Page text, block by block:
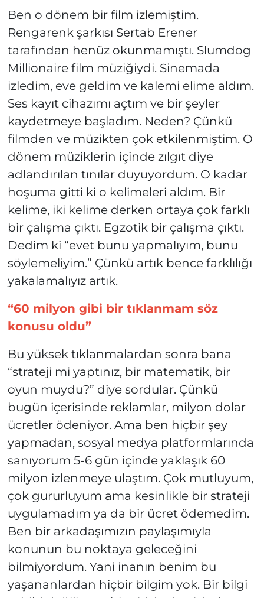
Ben o dönem bir film izlemiştim.
Rengarenk şarkısı Sertab Erener
tarafından henüz okunmamıştı. Slumdog
Millionaire film müziğiydi. Sinemada
izledim, eve geldim ve kalemi elime aldım.
Ses kayıt cihazımı açtım ve bir şeyler
kaydetmeye başladım. Neden? Çünkü
filmden ve müzikten çok etkilenmiştim. O
dönem müziklerin içinde zılgıt diye
adlandırılan tınılar duyuyordum. O kadar
hoşuma gitti ki o kelimeleri aldım. Bir
kelime, iki kelime derken ortaya çok farklı
bir çalışma çıktı. Egzotik bir çalışma çıktı.
Dedim ki “evet bunu yapmalıyım, bunu
söylemeliyim.” Çünkü artık bence farklılığı
yakalamalıyız artık.
“60 milyon gibi bir tıklanmam söz
konusu oldu”
Bu yüksek tıklanmalardan sonra bana
“strateji mi yaptınız, bir matematik, bir
oyun muydu?” diye sordular. Çünkü
bugün içerisinde reklamlar, milyon dolar
ücretler ödeniyor. Ama ben hiçbir şey
yapmadan, sosyal medya platformlarında
sanıyorum 5-6 gün içinde yaklaşık 60
milyon izlenmeye ulaştım. Çok mutluyum,
çok gururluyum ama kesinlikle bir strateji
uygulamadım ya da bir ücret ödemedim.
Ben bir arkadaşımızın paylaşımıyla
konunun bu noktaya geleceğini
bilmiyordum. Yani inanın benim bu
yaşananlardan hiçbir bilgim yok. Bir bilgi